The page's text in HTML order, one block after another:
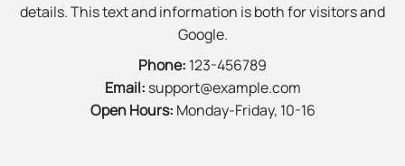
details. This text and information is both for visitors and
Google.
Phone: 123-456789
Email: support@example.com
Open Hours: Monday-Friday, 10-16